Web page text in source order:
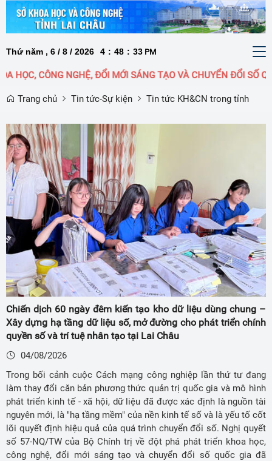
Thứ năm , 6 / 8 / 2026 4 : 48 : 34 PM
NGHỆ, ĐỔI MỚI SÁNG TẠO VÀ CHUYỂN ĐỔI SỐ QUỐC GIA LÀ
Trang chủ Tin tức-Sự kiện Tin tức KH&CN trong tỉnh
Chiến dịch 60 ngày đêm kiến tạo kho dữ liệu dùng chung –
Xây dựng hạ tầng dữ liệu số, mở đường cho phát triển chính
quyền số và trí tuệ nhân tạo tại Lai Châu
04/08/2026
Trong bối cảnh cuộc Cách mạng công nghiệp lần thứ tư đang
làm thay đổi căn bản phương thức quản trị quốc gia và mô hình
phát triển kinh tế - xã hội, dữ liệu đã được xác định là nguồn tài
nguyên mới, là "hạ tầng mềm" của nền kinh tế số và là yếu tố cốt
lõi quyết định hiệu quả của quá trình chuyển đổi số. Nghị quyết
số 57-NQ/TW của Bộ Chính trị về đột phá phát triển khoa học,
công nghệ, đổi mới sáng tạo và chuyển đổi số quốc gia đã